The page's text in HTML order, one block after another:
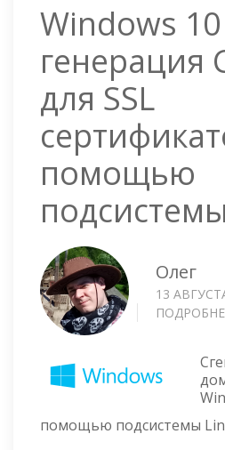
Windows
генерация
для SSL
помощью
Олег
13
помощью подсистемы